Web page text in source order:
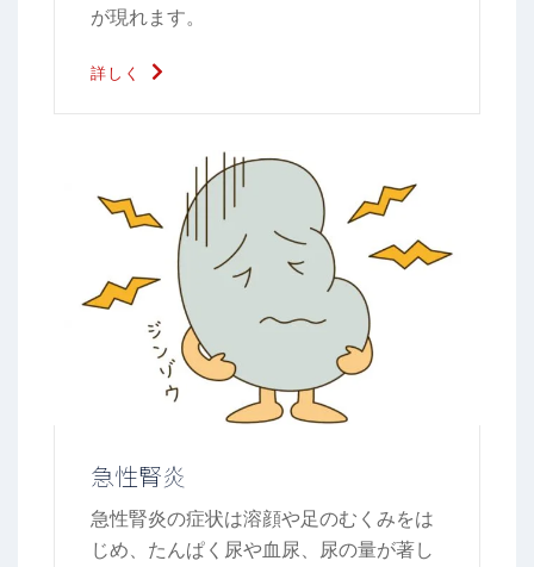
が現れます。
詳しく
急性腎炎
急性腎炎の症状は溶顔や足のむくみをは
じめ、たんぱく尿や血尿、尿の量が著し